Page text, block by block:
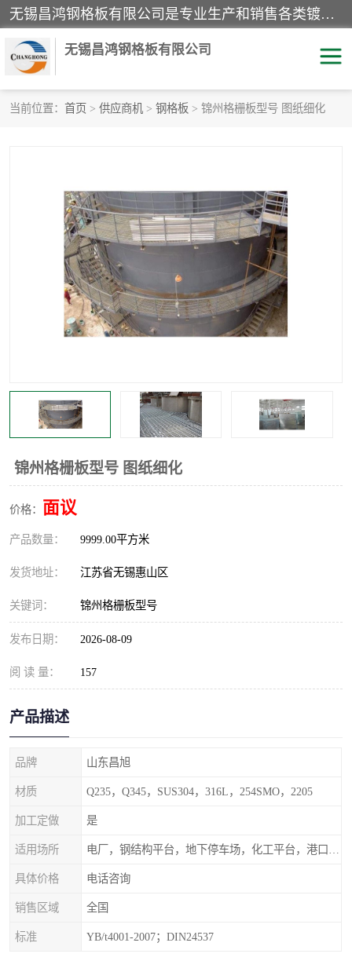
无锡昌鸿钢格板有限公司是专业生产和销售各类镀锌钢格板、镀锌钢格栅、不锈钢钢格及其相关产品的现代化企业。公司产品广泛运用于石油、化工、港口、电力、运输、造纸、医药、钢铁、食品、市政、房地产、制造业等各个领域。
无锡昌鸿钢格板有限公司
当前位置： 首页 > 供应商机 > 钢格板 > 锦州格栅板型号 图纸细化
锦州格栅板型号 图纸细化
价格： 面议
产品数量： 9999.00平方米
发货地址： 江苏省无锡惠山区
关键词： 锦州格栅板型号
发布日期： 2026-08-09
阅 读 量： 157
产品描述
品牌 山东昌旭
材质 Q235，Q345，SUS304，316L，254SMO，2205
加工定做 是
适用场所
具体价格 电话咨询
销售区域 全国
标准 YB/t4001-2007；DIN24537
钢格栅
齿形钢格板 钢格板
热镀锌钢格板 复合钢格板
钢格栅踏步板 插接钢格板